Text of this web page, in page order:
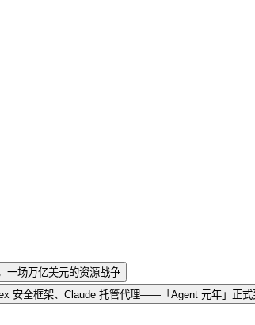
一场万亿美元的资源战争
安全框架、Claude 托管代理——「Agent 元年」正式